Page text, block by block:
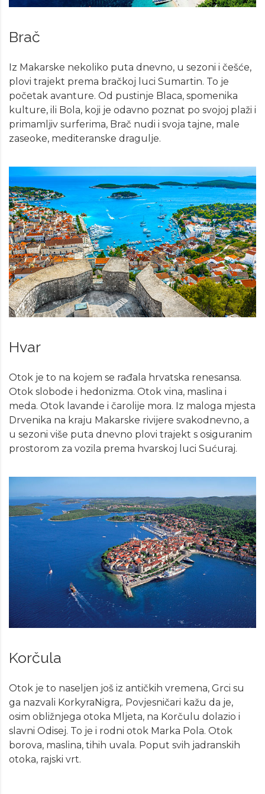
Brač
Iz Makarske nekoliko puta dnevno, u sezoni i češće,
plovi trajekt prema bračkoj luci Sumartin. To je
početak avanture. Od pustinje Blaca, spomenika
kulture, ili Bola, koji je odavno poznat po svojoj plaži i
primamljiv surferima, Brač nudi i svoja tajne, male
zaseoke, mediteranske dragulje.
Hvar
Otok je to na kojem se rađala hrvatska renesansa.
Otok slobode i hedonizma. Otok vina, maslina i
meda. Otok lavande i čarolije mora. Iz maloga mjesta
Drvenika na kraju Makarske rivijere svakodnevno, a
u sezoni više puta dnevno plovi trajekt s osiguranim
prostorom za vozila prema hvarskoj luci Sućuraj.
Korčula
Otok je to naseljen još iz antičkih vremena, Grci su
ga nazvali KorkyraNigra,. Povjesničari kažu da je,
osim obližnjega otoka Mljeta, na Korčulu dolazio i
slavni Odisej. To je i rodni otok Marka Pola. Otok
borova, maslina, tihih uvala. Poput svih jadranskih
otoka, rajski vrt.